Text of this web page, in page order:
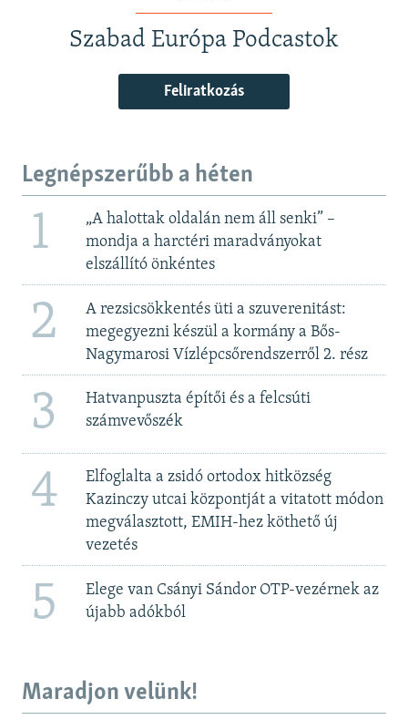
Szabad Európa Podcastok
Feliratkozás
Legnépszerűbb a héten
1
„A halottak oldalán nem áll senki” –
mondja a harctéri maradványokat
elszállító önkéntes
2
A rezsicsökkentés üti a szuverenitást:
megegyezni készül a kormány a Bős-
Nagymarosi Vízlépcsőrendszerről 2. rész
3
Hatvanpuszta építői és a felcsúti
számvevőszék
4
Elfoglalta a zsidó ortodox hitközség
Kazinczy utcai központját a vitatott módon
megválasztott, EMIH-hez köthető új
vezetés
5
Elege van Csányi Sándor OTP-vezérnek az
újabb adókból
Maradjon velünk!